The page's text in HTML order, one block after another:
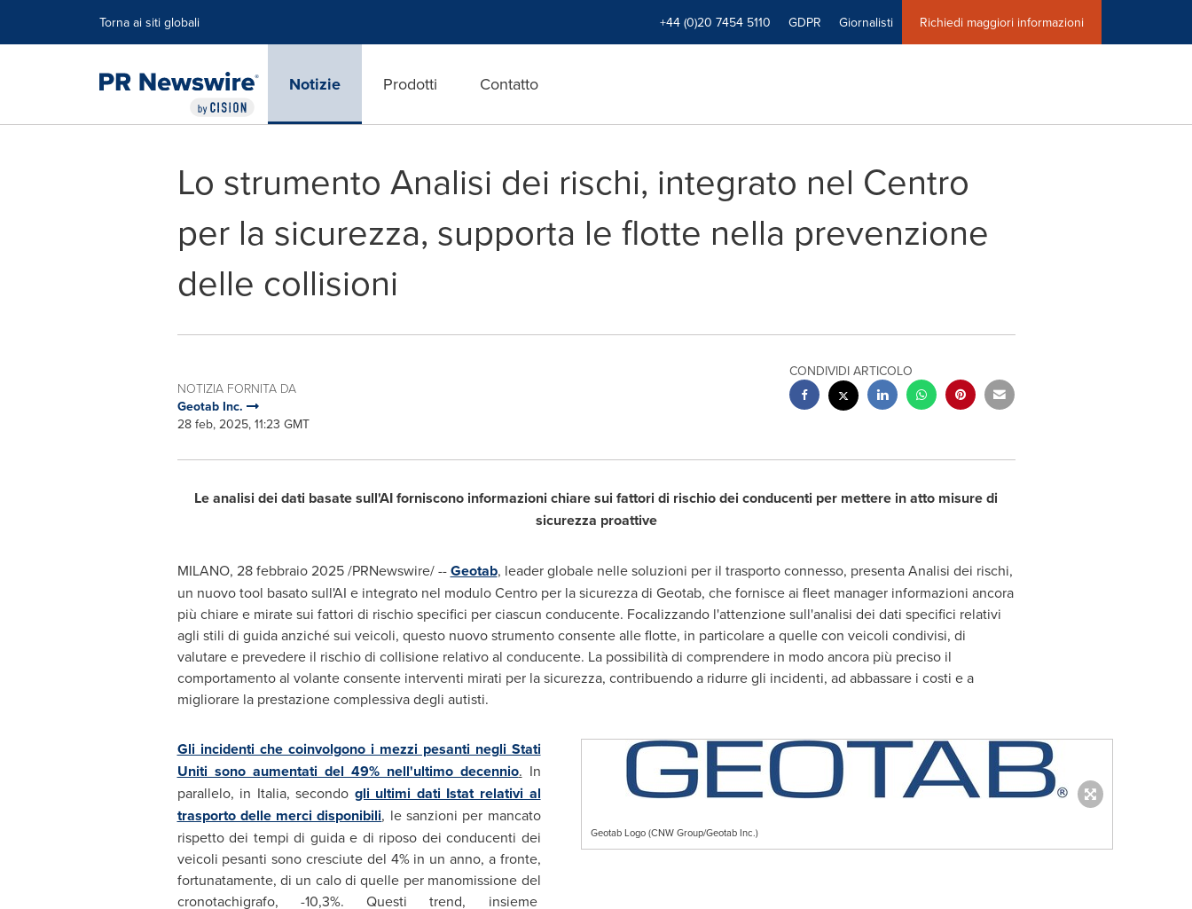
Torna ai siti globali +44 (0)20 7454 5110 GDPR Giornalisti Richiedi maggiori informazioni
Notizie Prodotti Contatto
Lo strumento Analisi dei rischi, integrato nel Centro
per la sicurezza, supporta le flotte nella prevenzione
delle collisioni
NOTIZIA FORNITA DA
Geotab Inc.
28 feb, 2025, 11:23 GMT
CONDIVIDI ARTICOLO
Le analisi dei dati basate sull'AI forniscono informazioni chiaresui fattori di rischio dei conducenti per mettere in atto misure di
sicurezza proattive
MILANO, 28 febbraio 2025/PRNewswire/ --Geotab, leader globale nelle soluzioni per il trasporto connesso, presenta Analisi dei rischi,
un nuovo tool basato sull'AI e integrato nel modulo Centro per la sicurezza di Geotab, che fornisce ai fleet manager informazioni ancora
più chiare e mirate sui fattori di rischio specifici per ciascun conducente. Focalizzando l'attenzione sull'analisi dei dati specifici relativi
agli stili di guida anziché sui veicoli, questo nuovo strumento consente alle flotte, in particolare a quelle con veicoli condivisi, di
valutare e prevedere il rischio di collisione relativo al conducente. La possibilità di comprendere in modo ancora più preciso il
comportamento al volante consente interventi mirati per la sicurezza, contribuendo a ridurre gli incidenti, ad abbassare i costi e a
migliorare la prestazione complessiva degli autisti.
Geotab Logo (CNW Group/Geotab Inc.)
Gli incidenti che coinvolgono i mezzi pesanti negli Stati
Uniti sono aumentati del 49% nell'ultimo decennio. In
parallelo, in Italia, secondo gli ultimi dati Istat relativi al
trasporto delle merci disponibili, le sanzioni per mancato
rispetto dei tempi di guida e di riposo dei conducenti dei
veicoli pesanti sono cresciute del 4% in un anno, a fronte,
fortunatamente, di un calo di quelle per manomissione del
cronotachigrafo, -10,3%. Questi trend, insieme